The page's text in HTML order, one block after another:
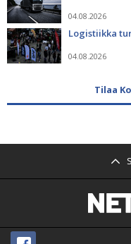
04.08.2026
Logistiikka
04.08.2026
Tilaa